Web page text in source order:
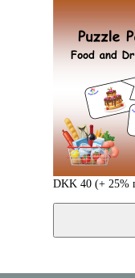
DKK 40 (+ 25%